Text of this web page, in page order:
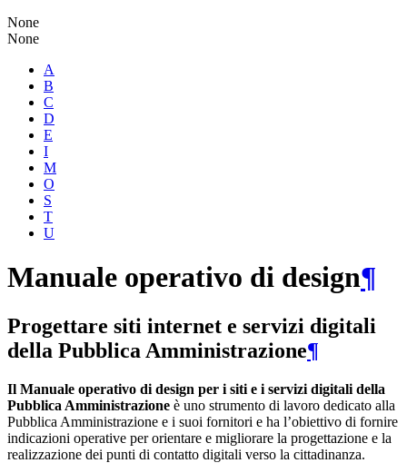
None
None
A
B
C
D
E
I
M
O
S
T
U
Manuale operativo di design¶
Progettare siti internet e servizi digitali
della Pubblica Amministrazione¶
Il Manuale operativo di design per i siti e i servizi digitali della
Pubblica Amministrazione è uno strumento di lavoro dedicato alla
Pubblica Amministrazione e i suoi fornitori e ha l’obiettivo di fornire
indicazioni operative per orientare e migliorare la progettazione e la
realizzazione dei punti di contatto digitali verso la cittadinanza.